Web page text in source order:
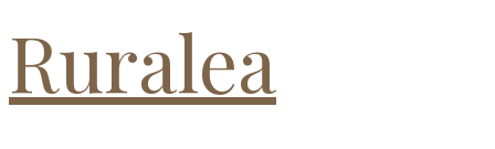
Ruralea